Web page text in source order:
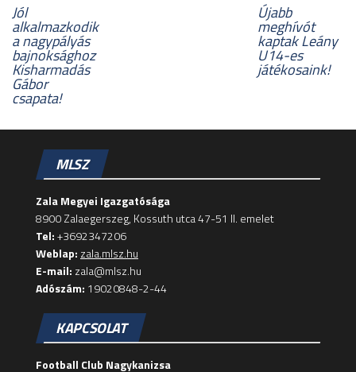
Jól
alkalmazkodik
a nagypályás
bajnoksághoz
Kisharmadás
Gábor
csapata!
Újabb
meghívót
kaptak Leány
U14-es
játékosaink!
MLSZ
Zala Megyei Igazgatósága
8900 Zalaegerszeg, Kossuth utca 47-51 II. emelet
Tel:+3692347206
Weblap: zala.mlsz.hu
E-mail: zala@mlsz.hu
Adószám: 19020848-2-44
KAPCSOLAT
Football Club Nagykanizsa